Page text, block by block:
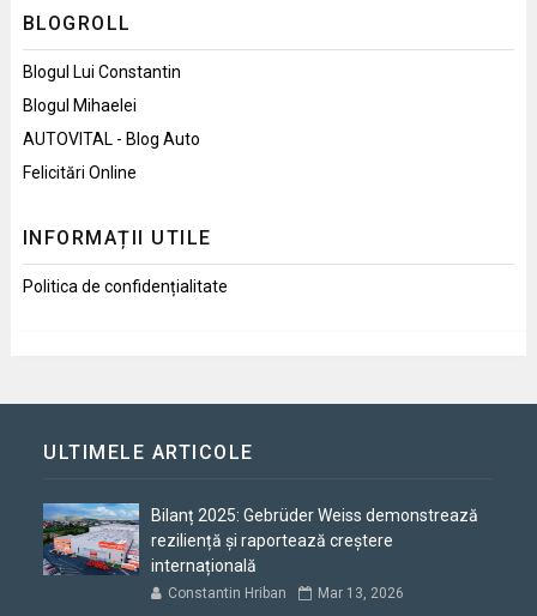
BLOGROLL
Blogul Lui Constantin
Blogul Mihaelei
AUTOVITAL - Blog Auto
Felicitări Online
INFORMAȚII UTILE
Politica de confidențialitate
ULTIMELE ARTICOLE
Bilanț 2025: Gebrüder Weiss demonstrează
reziliență și raportează creștere
internațională
Constantin Hriban Mar 13, 2026